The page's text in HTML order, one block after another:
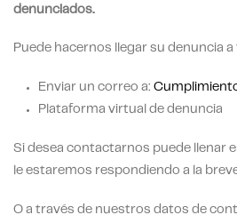
denunciados.
Puede hacernos llegar su denuncia a
Enviar un correo a:
Plataforma virtual de denuncia
Si desea contactarnos puede llenar
le estaremos respondiendo a la
O a través de nuestros datos de